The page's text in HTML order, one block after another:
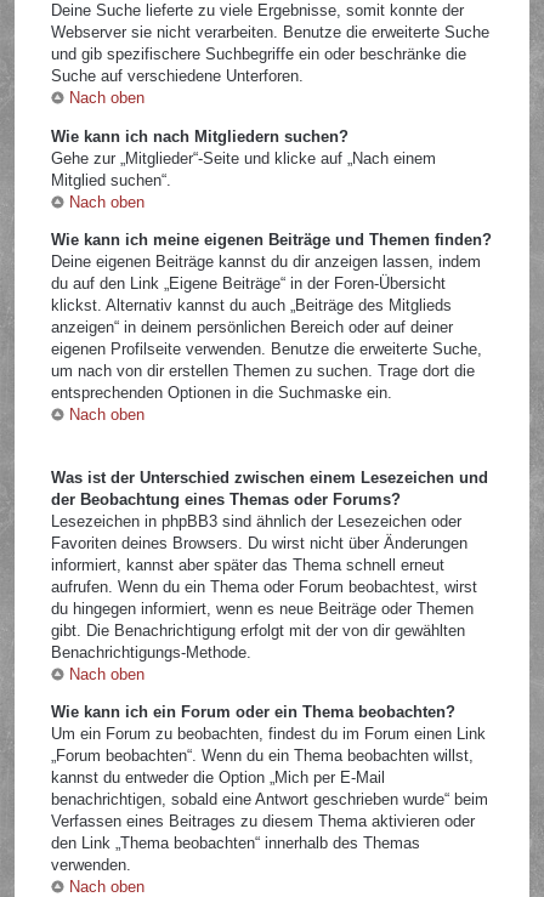
Deine Suche lieferte zu viele Ergebnisse, somit konnte der
Webserver sie nicht verarbeiten. Benutze die erweiterte Suche
und gib spezifischere Suchbegriffe ein oder beschränke die
Suche auf verschiedene Unterforen.
Nach oben
Wie kann ich nach Mitgliedern suchen?
Gehe zur „Mitglieder“-Seite und klicke auf „Nach einem
Mitglied suchen“.
Nach oben
Wie kann ich meine eigenen Beiträge und Themen finden?
Deine eigenen Beiträge kannst du dir anzeigen lassen, indem
du auf den Link „Eigene Beiträge“ in der Foren-Übersicht
klickst. Alternativ kannst du auch „Beiträge des Mitglieds
anzeigen“ in deinem persönlichen Bereich oder auf deiner
eigenen Profilseite verwenden. Benutze die erweiterte Suche,
um nach von dir erstellen Themen zu suchen. Trage dort die
entsprechenden Optionen in die Suchmaske ein.
Nach oben
Was ist der Unterschied zwischen einem Lesezeichen und
der Beobachtung eines Themas oder Forums?
Lesezeichen in phpBB3 sind ähnlich der Lesezeichen oder
Favoriten deines Browsers. Du wirst nicht über Änderungen
informiert, kannst aber später das Thema schnell erneut
aufrufen. Wenn du ein Thema oder Forum beobachtest, wirst
du hingegen informiert, wenn es neue Beiträge oder Themen
gibt. Die Benachrichtigung erfolgt mit der von dir gewählten
Benachrichtigungs-Methode.
Nach oben
Wie kann ich ein Forum oder ein Thema beobachten?
Um ein Forum zu beobachten, findest du im Forum einen Link
„Forum beobachten“. Wenn du ein Thema beobachten willst,
kannst du entweder die Option „Mich per E-Mail
benachrichtigen, sobald eine Antwort geschrieben wurde“ beim
Verfassen eines Beitrages zu diesem Thema aktivieren oder
den Link „Thema beobachten“ innerhalb des Themas
verwenden.
Nach oben